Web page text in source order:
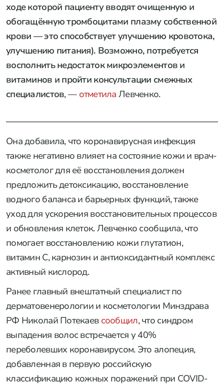
ходе которой пациенту вводят очищенную и
обогащённую тромбоцитами плазму собственной
крови — это способствует улучшению кровотока,
улучшению питания). Возможно, потребуется
восполнить недостаток микроэлементов и
витаминов и пройти консультации смежных
специалистов, — отметила Левченко.
Она добавила, что коронавирусная инфекция
также негативно влияет на состояние кожи и врач-
косметолог для её восстановления должен
предложить детоксикацию, восстановление
водного баланса и барьерных функций, также
уход для ускорения восстановительных процессов
и обновления клеток. Левченко сообщила, что
помогает восстановлению кожи глутатион,
витамин С, карнозин и антиоксидантный комплекс
активный кислород.
Ранее главный внештатный специалист по
дерматовенерологии и косметологии Минздрава
РФ Николай Потекаев сообщил, что синдром
выпадения волос встречается у 40%
переболевших коронавирусом. Это алопеция,
добавленная в первую российскую
классификацию кожных поражений при СOVID-